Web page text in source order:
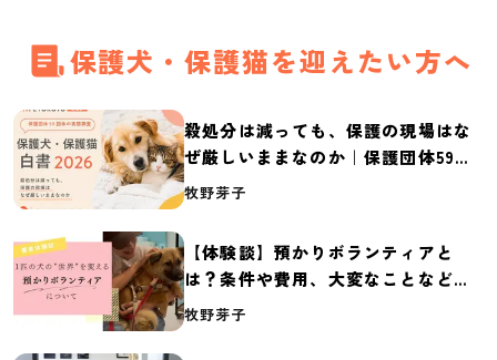
保護犬・保護猫を迎えたい方へ
殺処分は減っても、保護の現場はな
ぜ厳しいままなのか｜保護団体59団
体の実態調査【保護犬・保護猫白書
牧野芽子
【体験談】預かりボランティアと
は？条件や費用、大変なことなど紹
介
牧野芽子